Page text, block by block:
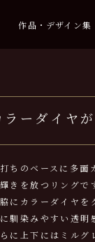
作品・デザイン集
ラーダイヤ
ちのベースに多面
きを放つリングで
にカラーダイヤを
馴染みやすい透明
に上下にはミルグ